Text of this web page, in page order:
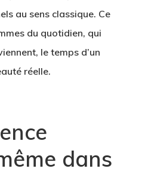
au sens classique. Ce
du quotidien, qui
le temps d’un
réelle.
dans